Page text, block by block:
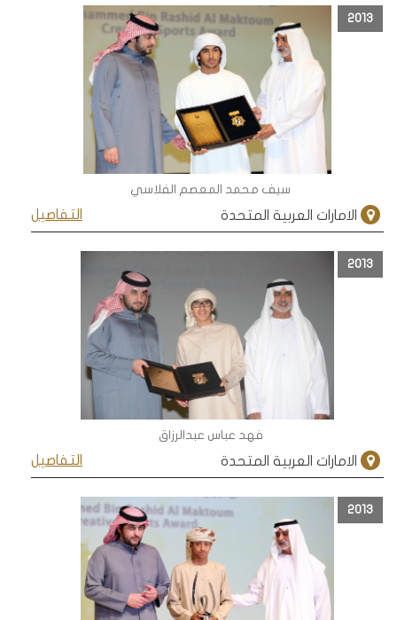
2013
سيف محمد المعصم الفلاسي
التفاصيل الامارات العربية المتحدة
2013
فهد عباس عبدالرزاق
التفاصيل الامارات العربية المتحدة
2013